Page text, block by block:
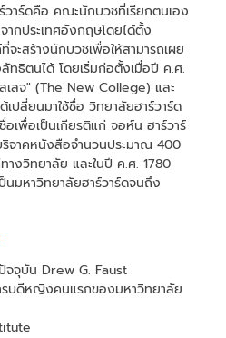
าร์ดคือ คณะนักบวชที่เรียกตนเอง
กประเทศอังกฤษโดยได้ตั้ง
ะสร้างนักบวชเพื่อให้สามารถเผย
ทธิตนได้ โดยเริ่มก่อตั้งเมื่อปี ค.ศ.
เลจ" (The New College) และ
เปลี่ยนมาใช้ชื่อ วิทยาลัยฮาร์วาร์ด
เพื่อเป็นเกียรติแก่ จอห์น ฮาร์วาร์
จาคหนังสือจำนวนประมาณ 400
างวิทยาลัย และในปี ค.ศ. 1780
นมหาวิทยาลัยฮาร์วาร์ดจนถึง
จุบัน Drew G. Faust
บดีหญิงคนแรกของมหาวิทยาลัย